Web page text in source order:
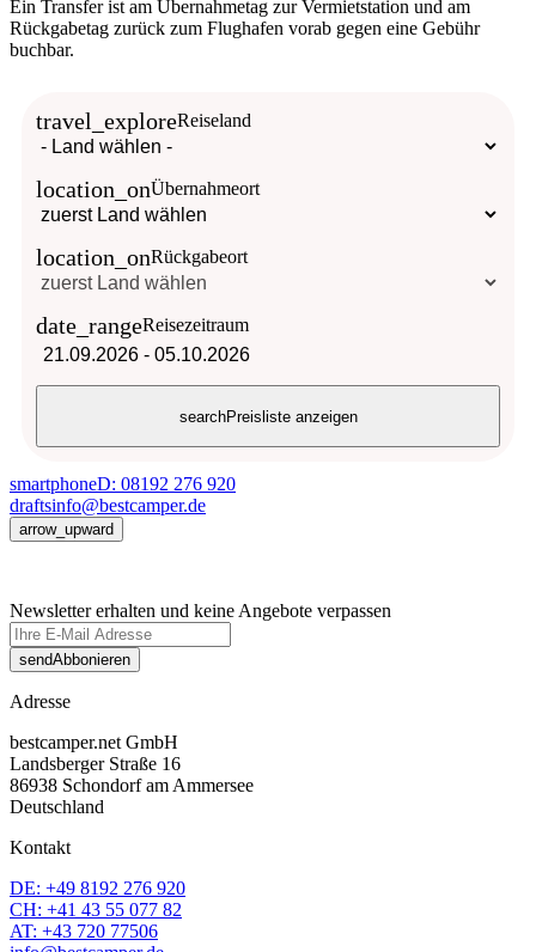
Ein Transfer ist am Übernahmetag zur Vermietstation und am
Rückgabetag zurück zum Flughafen vorab gegen eine Gebühr
buchbar.
travel_exploreReiseland
location_onÜbernahmeort
location_onRückgabeort
date_rangeReisezeitraum
21.09.2026 - 05.10.2026
searchPreisliste anzeigen
smartphoneD: 08192 276 920
draftsinfo@bestcamper.de
arrow_upward
Newsletter erhalten und keine Angebote verpassen
sendAbbonieren
Adresse
bestcamper.net GmbH
Landsberger Straße 16
86938 Schondorf am Ammersee
Deutschland
Kontakt
DE: +49 8192 276 920
CH: +41 43 55 077 82
AT: +43 720 77506